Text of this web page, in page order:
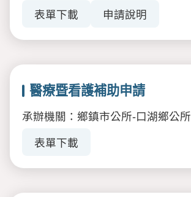
表單下載 申請說明
醫療暨看護補助申請
承辦機關：鄉鎮市公所-口湖鄉公所
表單下載